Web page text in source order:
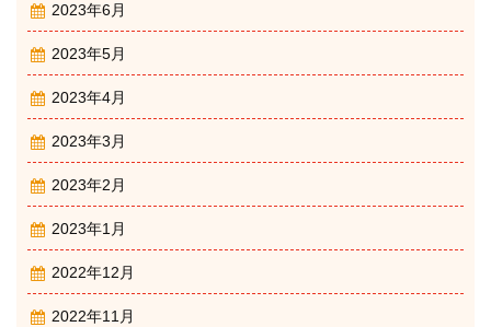
2023年6月
2023年5月
2023年4月
2023年3月
2023年2月
2023年1月
2022年12月
2022年11月